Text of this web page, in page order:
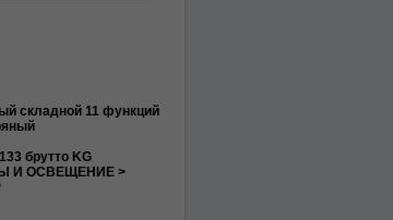
складной 11 функций
брутто KG
И ОСВЕЩЕНИЕ >